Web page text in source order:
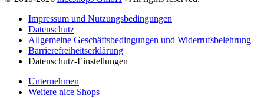
Impressum und Nutzungsbedingungen
Datenschutz
Allgemeine Geschäftsbedingungen und Widerrufsbelehrung
Barrierefreiheitserklärung
Datenschutz-Einstellungen
Unternehmen
Weitere nice Shops